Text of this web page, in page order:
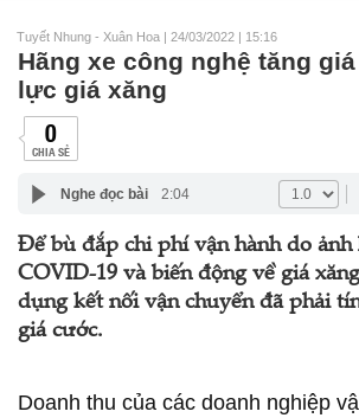
Tuyết Nhung - Xuân Hoa | 24/03/2022 | 15:16
Hãng xe công nghệ tăng
lực giá xăng
0
CHIA SẺ
Nghe đọc bài 2:04
Để bù đắp chi phí vận hành do ảnh
COVID-19 và biến động về giá
dụng kết nối vận chuyển đã phải
giá cước.
Doanh thu của các doanh nghiệp